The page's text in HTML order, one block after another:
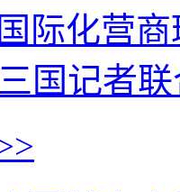
际化营
国记者